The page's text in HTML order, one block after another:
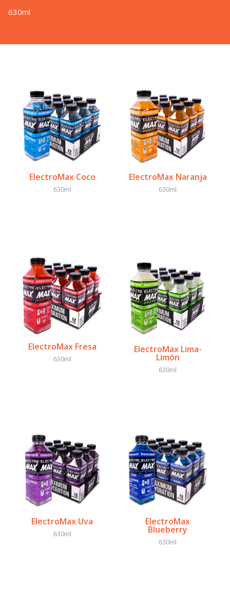
630ml
ElectroMax Coco
630ml
ElectroMax Naranja
630ml
ElectroMax Fresa
630ml
ElectroMax Lima-
Limón
630ml
ElectroMax Uva
630ml
ElectroMax
Blueberry
630ml